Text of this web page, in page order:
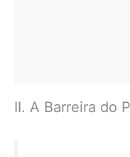
II. A Barreira do